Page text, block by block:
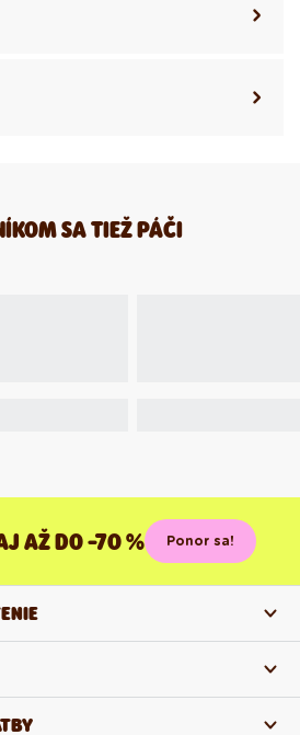
SA TIEŽ PÁČI
AŽ DO -70 % Ponor sa!